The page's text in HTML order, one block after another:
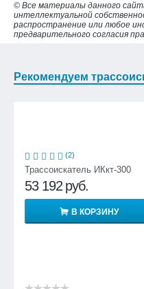
© Все материалы данного
интеллектуальной
распространение или любое
предварительного согласия
Рекомендуем
(2)
Трассоискатель ИКкт-300
53 192 руб.
В КОРЗИНУ